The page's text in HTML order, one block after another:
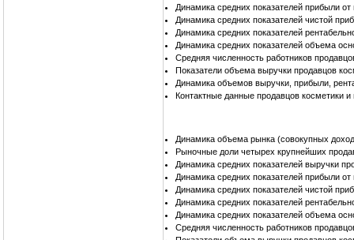
Динамика средних показателей прибыли
Динамика средних показателей чистой
Динамика средних показателей
Динамика средних показателей объема
Средняя численность работников
Показатели объема выручки продавцов
Динамика объемов выручки, прибыли,
Контактные данные продавцов косметики
Динамика объема рынка (совокупных
Рыночные доли четырех крупнейших
Динамика средних показателей выручки
Динамика средних показателей прибыли
Динамика средних показателей чистой
Динамика средних показателей
Динамика средних показателей объема
Средняя численность работников